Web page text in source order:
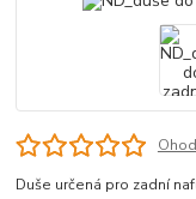
Duše určená pro zadní